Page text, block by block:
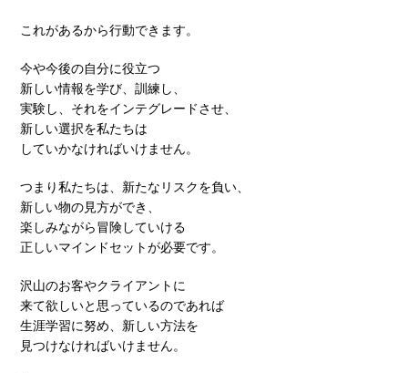
これがあるから行動できます。
今や今後の自分に役立つ
新しい情報を学び、訓練し、
実験し、それをインテグレードさせ、
新しい選択を私たちは
していかなければいけません。
つまり私たちは、新たなリスクを負い、
新しい物の見方ができ、
楽しみながら冒険していける
正しいマインドセットが必要です。
沢山のお客やクライアントに
来て欲しいと思っているのであれば
生涯学習に努め、新しい方法を
見つけなければいけません。